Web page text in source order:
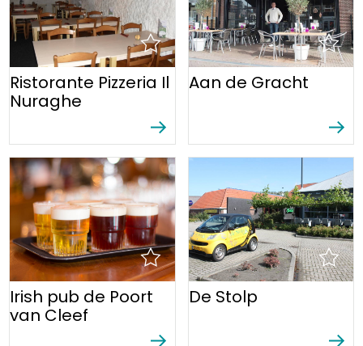
Ristorante Pizzeria Il
Nuraghe
Aan de Gracht
Irish pub de Poort
van Cleef
De Stolp